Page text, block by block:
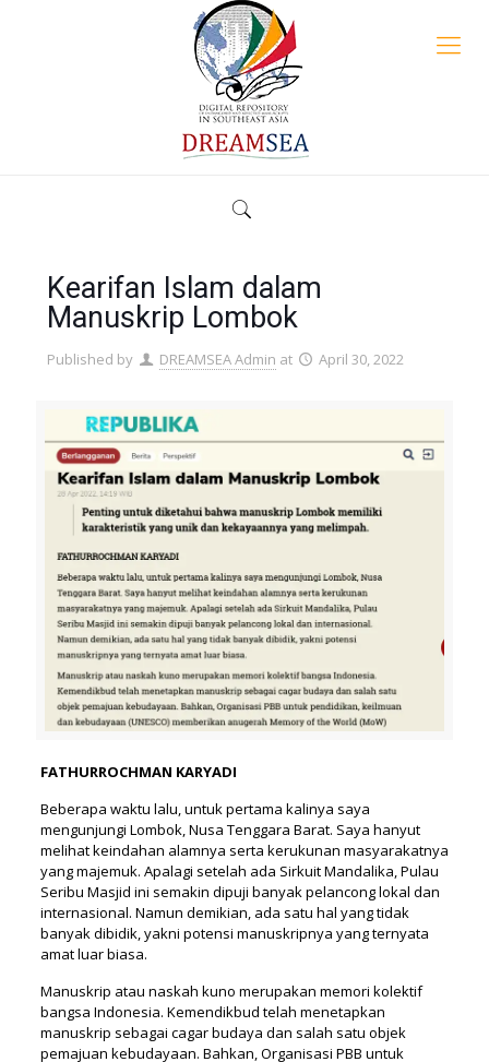
Kearifan Islam dalam
Manuskrip Lombok
Published by DREAMSEA Admin at April 30, 2022
FATHURROCHMAN KARYADI
Beberapa waktu lalu, untuk pertama kalinya saya
mengunjungi Lombok, Nusa Tenggara Barat. Saya hanyut
melihat keindahan alamnya serta kerukunan masyarakatnya
yang majemuk. Apalagi setelah ada Sirkuit Mandalika, Pulau
Seribu Masjid ini semakin dipuji banyak pelancong lokal dan
internasional. Namun demikian, ada satu hal yang tidak
banyak dibidik, yakni potensi manuskripnya yang ternyata
amat luar biasa.
Manuskrip atau naskah kuno merupakan memori kolektif
bangsa Indonesia. Kemendikbud telah menetapkan
manuskrip sebagai cagar budaya dan salah satu objek
pemajuan kebudayaan. Bahkan, Organisasi PBB untuk